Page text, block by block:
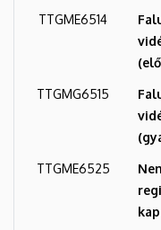
TTGME6514
TTGMG6515
TTGME6525